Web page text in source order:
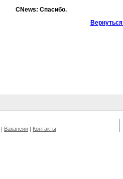
CNews: Спасибо.
| Вакансии | Контакты